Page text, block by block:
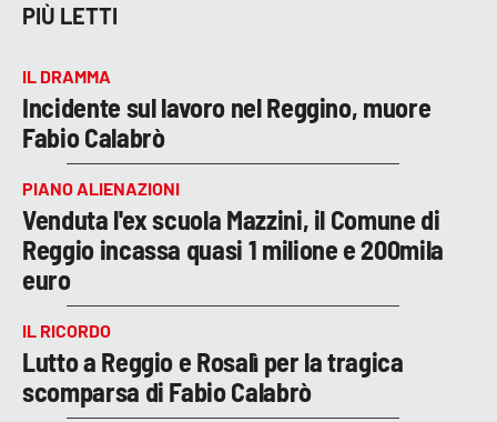
PIÙ LETTI
IL DRAMMA
Incidente sul lavoro nel Reggino, muore
Fabio Calabrò
PIANO ALIENAZIONI
Venduta l'ex scuola Mazzini, il Comune di
Reggio incassa quasi 1 milione e 200mila
euro
IL RICORDO
Lutto a Reggio e Rosalì per la tragica
scomparsa di Fabio Calabrò